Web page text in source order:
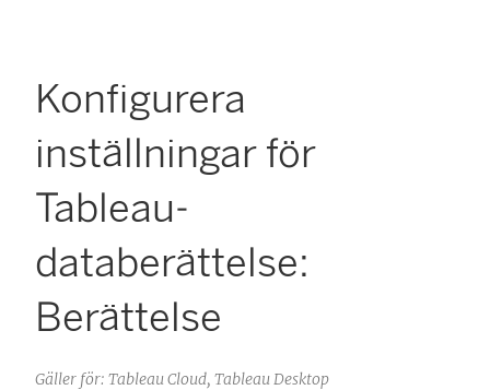
Konfigurera
inställningar för
Tableau-
databerättelse:
Berättelse
Gäller för: Tableau Cloud, Tableau Desktop